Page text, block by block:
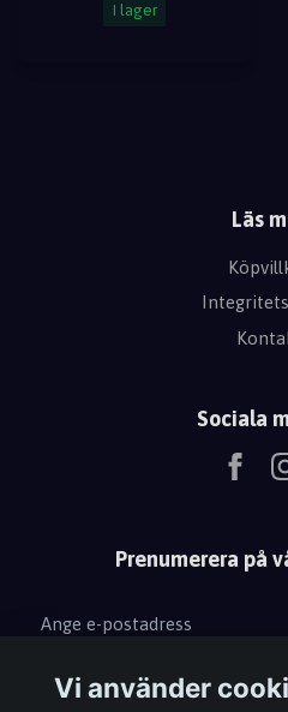
I lager
Läs
Sociala
Prenumerera på
Vi använder